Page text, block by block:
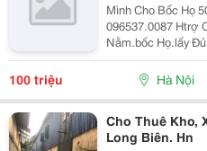
Mình Cho Bốc Họ
096537.0087 Htrợ
Nằm.bốc Họ.lấy
100 triệu Hà Nội
Cho Thuê Kho,
Long Biên. Hn